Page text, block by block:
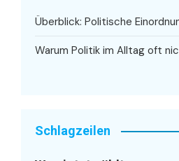
Überblick: Politische
Warum Politik im Alltag oft
Schlagzeilen